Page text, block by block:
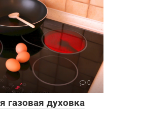
0
газовая духовка